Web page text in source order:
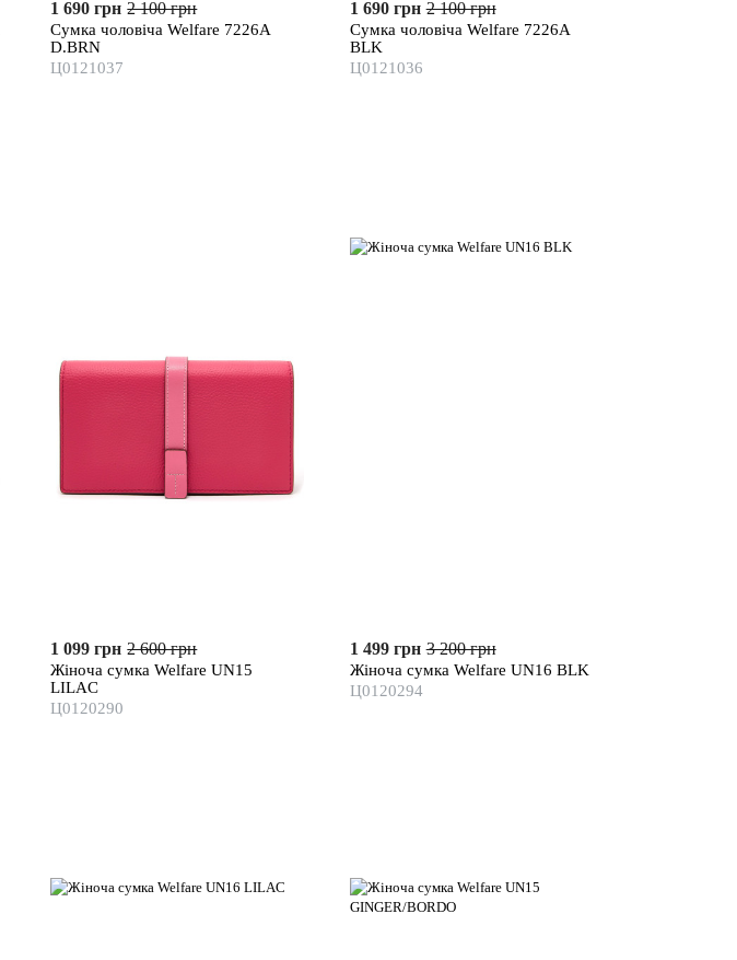
1 690 грн 2 100 грн
Сумка чоловіча Welfare 7226A
D.BRN
Ц0121037
1 690 грн 2 100 грн
Сумка чоловіча Welfare 7226A
BLK
Ц0121036
1 099 грн 2 600 грн
Жіноча сумка Welfare UN15
LILAC
Ц0120290
1 499 грн 3 200 грн
Жіноча сумка Welfare UN16 BLK
Ц0120294